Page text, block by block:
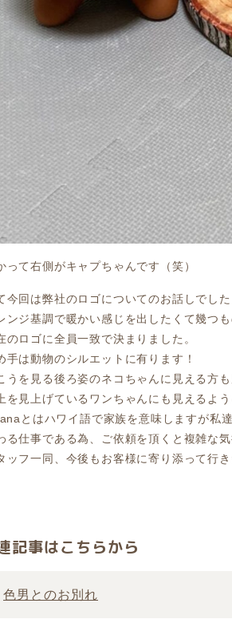
って右側がキャプちゃんです（笑）
今回は弊社のロゴについてのお話しでした
ンジ基調で暖かい感じを出したくて幾つ
のロゴに全員一致で決まりました。
手は動物のシルエットに有ります！
うを見る後ろ姿のネコちゃんに見える方
を見上げているワンちゃんにも見えるよ
とはハワイ語で家族を意味しますが私
る仕事である為、ご依頼を頂くと複雑な
ッフ一同、今後もお客様に寄り添って行
記事はこちらから
色男とのお別れ